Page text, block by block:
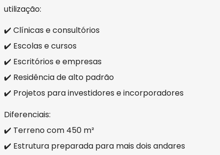
utilização:
✔️ Clínicas e consultórios
✔️ Escolas e cursos
✔️ Escritórios e empresas
✔️ Residência de alto padrão
✔️ Projetos para investidores e incorporadores
Diferenciais:
✔️ Terreno com 450 m²
✔️ Estrutura preparada para mais dois andares